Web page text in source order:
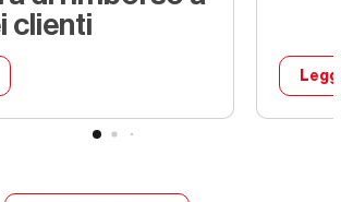
clienti
Consumatori e Autovia